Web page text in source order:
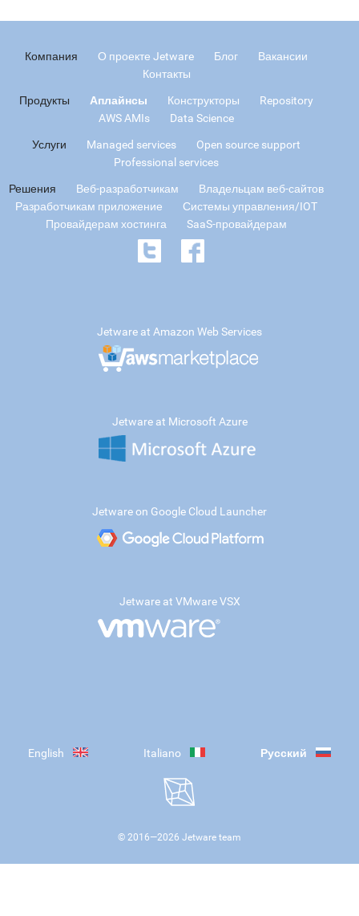
Компания О проекте Jetware Блог
Вакансии
Контакты
Продукты Аплайнсы Конструкторы
Repository
AWS AMIs
Data Science
Услуги Managed services
Open source support
Professional services
Решения Веб-разработчикам
Владельцам веб-сайтов
Разработчикам приложение
Системы управления/IOT
Провайдерам хостинга
SaaS-провайдерам
Jetware at Amazon Web Services
Jetware at Microsoft Azure
Jetware on Google Cloud Launcher
Jetware at VMware VSX
English Italiano Русский
© 2016—2026 Jetware team